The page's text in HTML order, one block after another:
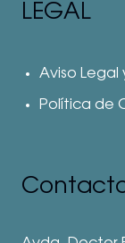
LEGAL
Aviso Legal
Política de